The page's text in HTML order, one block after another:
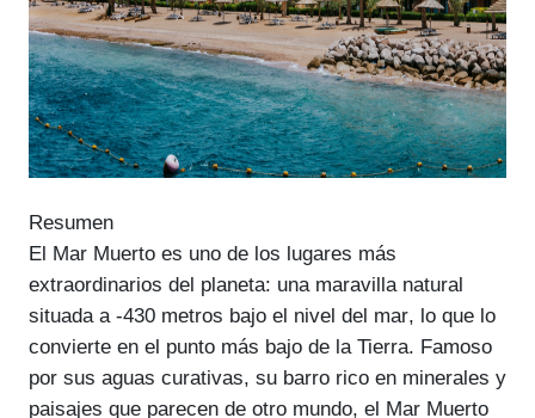
Resumen
El Mar Muerto es uno de los lugares más
extraordinarios del planeta: una maravilla natural
situada a -430 metros bajo el nivel del mar, lo que lo
convierte en el punto más bajo de la Tierra. Famoso
por sus aguas curativas, su barro rico en minerales y
paisajes que parecen de otro mundo, el Mar Muerto